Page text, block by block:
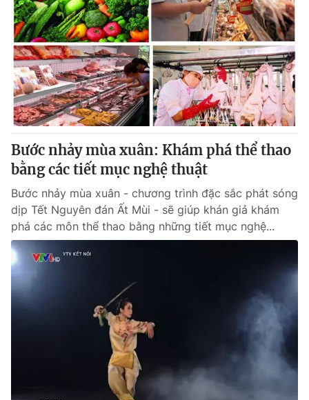
Bước nhảy mùa xuân: Khám phá thể thao
bằng các tiết mục nghệ thuật
Bước nhảy mùa xuân - chương trình đặc sắc phát sóng
dịp Tết Nguyên đán Ất Mùi - sẽ giúp khán giả khám
phá các môn thể thao bằng những tiết mục nghệ...